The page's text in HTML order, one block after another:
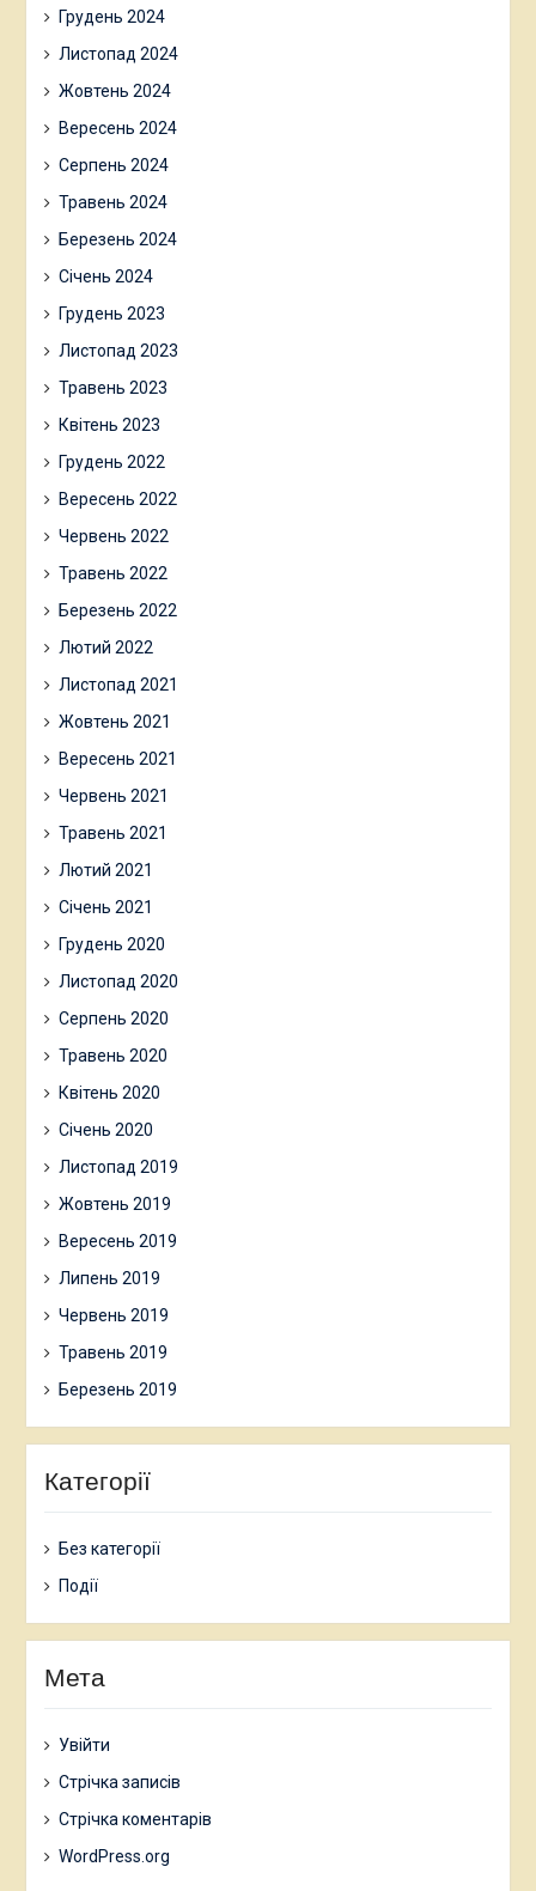
Грудень 2024
Листопад 2024
Жовтень 2024
Вересень 2024
Серпень 2024
Травень 2024
Березень 2024
Січень 2024
Грудень 2023
Листопад 2023
Травень 2023
Квітень 2023
Грудень 2022
Вересень 2022
Червень 2022
Травень 2022
Березень 2022
Лютий 2022
Листопад 2021
Жовтень 2021
Вересень 2021
Червень 2021
Травень 2021
Лютий 2021
Січень 2021
Грудень 2020
Листопад 2020
Серпень 2020
Травень 2020
Квітень 2020
Січень 2020
Листопад 2019
Жовтень 2019
Вересень 2019
Липень 2019
Червень 2019
Травень 2019
Березень 2019
Категорії
Без категорії
Події
Мета
Увійти
Стрічка записів
Стрічка коментарів
WordPress.org